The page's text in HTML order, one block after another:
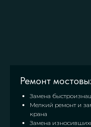
Ремонт
Замена
Мелкий ремонт и
крана
Замена